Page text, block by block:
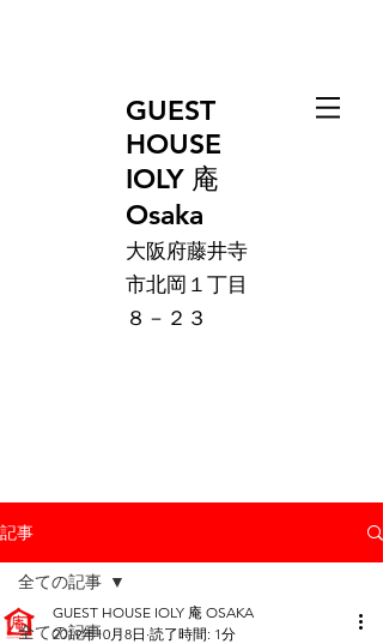
GUEST
HOUSE
IOLY 庵
Osaka
大阪府藤井寺
市北岡１丁目
８－２３
記事
全ての記事
全ての記事
GUEST HOUSE IOLY 庵 OSAKA
2019年10月8日 読了時間: 1分